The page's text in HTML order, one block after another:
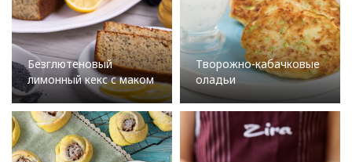
Безглютеновый
лимонный кекс с маком
Творожно-кабачковые
оладьи